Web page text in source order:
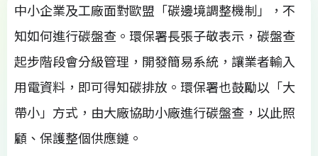
中小企業及工廠面對歐盟「碳邊境調整機制」，不
知如何進行碳盤查。環保署長張子敬表示，碳盤查
起步階段會分級管理，開發簡易系統，讓業者輸入
用電資料，即可得知碳排放。環保署也鼓勵以「大
帶小」方式，由大廠協助小廠進行碳盤查，以此照
顧、保護整個供應鏈。